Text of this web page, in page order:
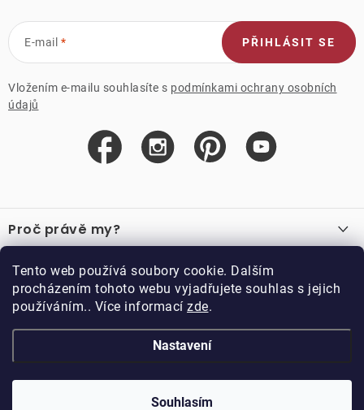
Tento web používá soubory cookie. Dalším
procházením tohoto webu vyjadřujete souhlas s jejich
používáním.. Více informací zde.
Nastavení
Souhlasím
E-mail
Vložením e-mailu souhlasíte s podmínkami ochrany osobních
údajů
PŘIHLÁSIT SE
á
p
a
Proč právě my?
Recenze
Důležité odkazy
Velkoobchod
Vzorková prodejna
Kariéra
Blog
O nákupu
Obchodní podmínky
Podmínky věrnostního programu
Doppler CZ spol. s.r.o.,
DOPPLER CZ spol. s r.o.. Všechna práva vyhrazena.